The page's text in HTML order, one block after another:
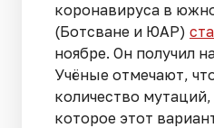
коронавируса в
(Ботсване и ЮАР)
ноябре. Он получил
Учёные отмечают,
количество мутаций,
которое этот